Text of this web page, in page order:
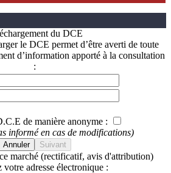
du DCE
le DCE permet d’être averti de toute
d’information apporté à la consultation
:
de manière anonyme :
informé en cas de modifications)
Annuler Suivant
marché (rectificatif, avis d'attribution)
votre adresse électronique :